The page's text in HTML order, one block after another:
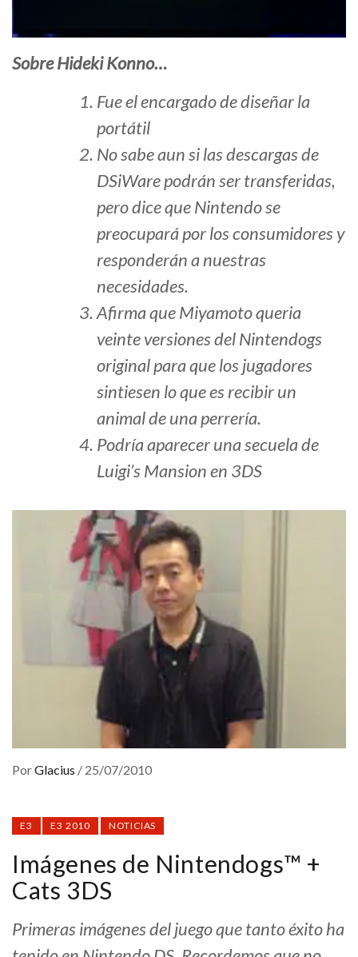
Sobre Hideki Konno…
Fue el encargado de diseñar la
portátil
No sabe aun si las descargas de
DSiWare podrán ser transferidas,
pero dice que Nintendo se
preocupará por los consumidores y
responderán a nuestras
necesidades.
Afirma que Miyamoto queria
veinte versiones del Nintendogs
original para que los jugadores
sintiesen lo que es recibir un
animal de una perrería.
Podría aparecer una secuela de
Luigi’s Mansion en 3DS
PorGlacius / 25/07/2010
E3 E3 2010 NOTICIAS
Imágenes de Nintendogs™ +
Cats 3DS
Primeras imágenes del juego que tanto éxito ha